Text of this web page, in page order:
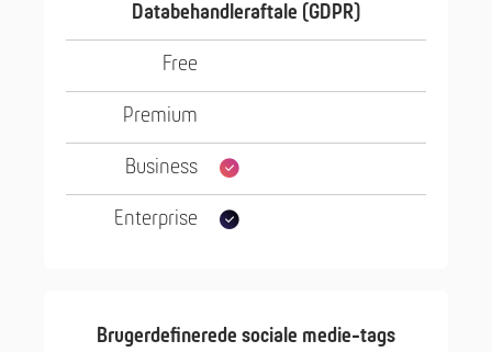
Databehandleraftale (GDPR)
Brugerdefinerede sociale medie-tags